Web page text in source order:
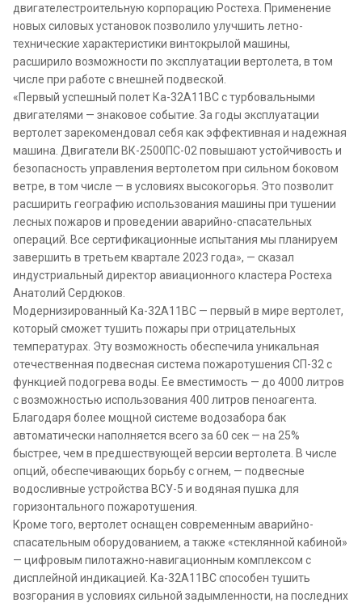
двигателестроительную корпорацию Ростеха. Применение
новых силовых установок позволило улучшить летно-
технические характеристики винтокрылой машины,
расширило возможности по эксплуатации вертолета, в том
числе при работе с внешней подвеской.
«Первый успешный полет Ка-32А11ВС с турбовальными
двигателями — знаковое событие. За годы эксплуатации
вертолет зарекомендовал себя как эффективная и надежная
машина. Двигатели ВК-2500ПС-02 повышают устойчивость и
безопасность управления вертолетом при сильном боковом
ветре, в том числе — в условиях высокогорья. Это позволит
расширить географию использования машины при тушении
лесных пожаров и проведении аварийно-спасательных
операций. Все сертификационные испытания мы планируем
завершить в третьем квартале 2023 года», — сказал
индустриальный директор авиационного кластера Ростеха
Анатолий Сердюков.
Модернизированный Ка-32А11ВС — первый в мире вертолет,
который сможет тушить пожары при отрицательных
температурах. Эту возможность обеспечила уникальная
отечественная подвесная система пожаротушения СП-32 с
функцией подогрева воды. Ее вместимость — до 4000 литров
с возможностью использования 400 литров пеноагента.
Благодаря более мощной системе водозабора бак
автоматически наполняется всего за 60 сек — на 25%
быстрее, чем в предшествующей версии вертолета. В числе
опций, обеспечивающих борьбу с огнем, — подвесные
водосливные устройства ВСУ-5 и водяная пушка для
горизонтального пожаротушения.
Кроме того, вертолет оснащен современным аварийно-
спасательным оборудованием, а также «стеклянной кабиной»
— цифровым пилотажно-навигационным комплексом с
дисплейной индикацией. Ка-32А11ВС способен тушить
возгорания в условиях сильной задымленности, на последних